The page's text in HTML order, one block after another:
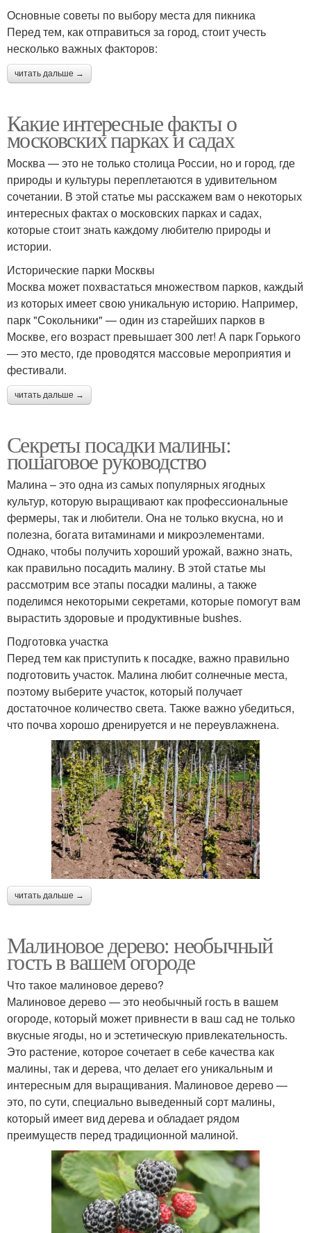
Основные советы по выбору места для пикника
Перед тем, как отправиться за город, стоит учесть
несколько важных факторов:
читать дальше →
Какие интересные факты о
московских парках и садах
Москва — это не только столица России, но и город, где
природы и культуры переплетаются в удивительном
сочетании. В этой статье мы расскажем вам о некоторых
интересных фактах о московских парках и садах,
которые стоит знать каждому любителю природы и
истории.
Исторические парки Москвы
Москва может похвастаться множеством парков, каждый
из которых имеет свою уникальную историю. Например,
парк "Сокольники" — один из старейших парков в
Москве, его возраст превышает 300 лет! А парк Горького
— это место, где проводятся массовые мероприятия и
фестивали.
читать дальше →
Секреты посадки малины:
пошаговое руководство
Малина – это одна из самых популярных ягодных
культур, которую выращивают как профессиональные
фермеры, так и любители. Она не только вкусна, но и
полезна, богата витаминами и микроэлементами.
Однако, чтобы получить хороший урожай, важно знать,
как правильно посадить малину. В этой статье мы
рассмотрим все этапы посадки малины, а также
поделимся некоторыми секретами, которые помогут вам
вырастить здоровые и продуктивные bushes.
Подготовка участка
Перед тем как приступить к посадке, важно правильно
подготовить участок. Малина любит солнечные места,
поэтому выберите участок, который получает
достаточное количество света. Также важно убедиться,
что почва хорошо дренируется и не переувлажнена.
читать дальше →
Малиновое дерево: необычный
гость в вашем огороде
Что такое малиновое дерево?
Малиновое дерево — это необычный гость в вашем
огороде, который может привнести в ваш сад не только
вкусные ягоды, но и эстетическую привлекательность.
Это растение, которое сочетает в себе качества как
малины, так и дерева, что делает его уникальным и
интересным для выращивания. Малиновое дерево —
это, по сути, специально выведенный сорт малины,
который имеет вид дерева и обладает рядом
преимуществ перед традиционной малиной.